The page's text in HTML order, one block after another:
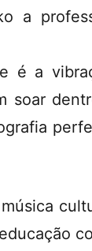
a
é a
soar